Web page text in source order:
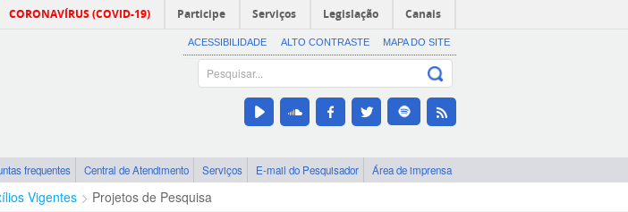
CORONAVÍRUS (COVID-19) Participe Serviços Legislação Canais
ACESSIBILIDADE ALTO CONTRASTE MAPA DO SITE
frequentes Central de Atendimento Serviços E-mail do Pesquisador Área de imprensa
Vigentes Projetos de Pesquisa